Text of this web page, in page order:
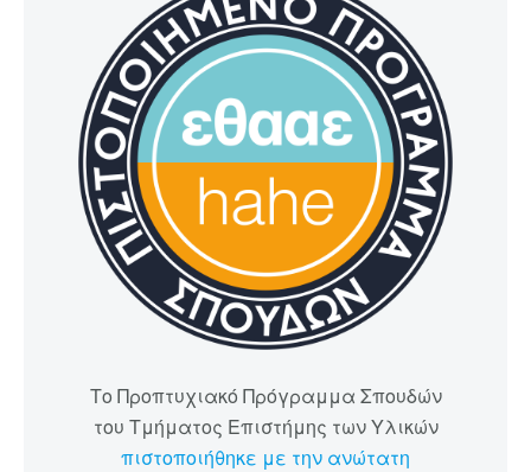
Το Προπτυχιακό Πρόγραμμα Σπουδών
του Τμήματος Επιστήμης των Υλικών
πιστοποιήθηκε με την ανώτατη